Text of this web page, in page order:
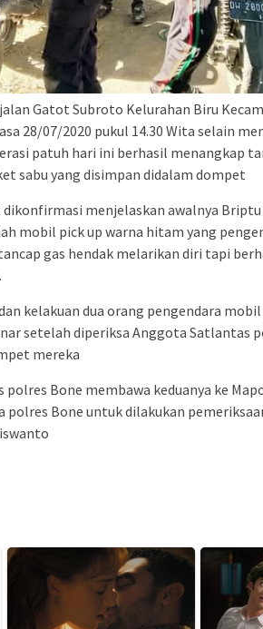
Gatot Subroto Kelurahan Biru
28/07/2020 pukul 14.30 Wita selain
patuh hari ini berhasil menangkap
sabu yang disimpan didalam dompet
menjelaskan awalnya
mobil pick up warna hitam yang
gas hendak melarikan diri tapi
kelakuan dua orang pengendara
setelah diperiksa Anggota Satlantas
mereka
Bone membawa keduanya ke
polres Bone untuk dilakukan